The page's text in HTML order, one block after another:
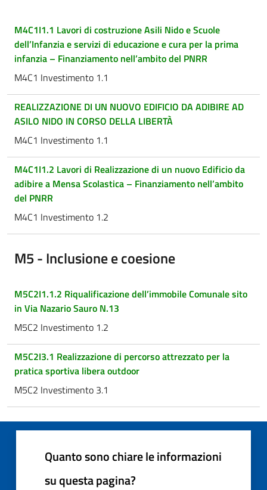
M4C1I1.1 Lavori di costruzione Asili Nido e Scuole
dell’Infanzia e servizi di educazione e cura per la prima
infanzia – Finanziamento nell’ambito del PNRR
M4C1 Investimento 1.1
REALIZZAZIONE DI UN NUOVO EDIFICIO DA ADIBIRE AD
ASILO NIDO IN CORSO DELLA LIBERTÀ
M4C1 Investimento 1.1
M4C1I1.2 Lavori di Realizzazione di un nuovo Edificio da
adibire a Mensa Scolastica – Finanziamento nell’ambito
del PNRR
M4C1 Investimento 1.2
M5 - Inclusione e coesione
M5C2I1.1.2 Riqualificazione dell’immobile Comunale sito
in Via Nazario Sauro N.13
M5C2 Investimento 1.2
M5C2I3.1 Realizzazione di percorso attrezzato per la
pratica sportiva libera outdoor
M5C2 Investimento 3.1
Quanto sono chiare le informazioni
su questa pagina?